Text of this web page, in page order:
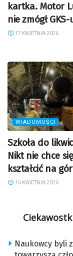
kartka. Motor
nie zmógł GKS-
17 KWIETNIA 2026
WIADOMOŚCI
Szkoła do
Nikt nie chce się
kształcić na
16 KWIETNIA 2026
Naukowcy byli